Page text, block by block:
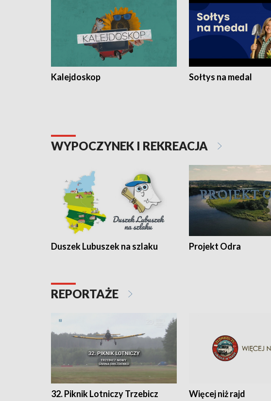
Kalejdoskop Sołtys na medal
WYPOCZYNEK I REKREACJA
Duszek Lubuszek na szlaku Projekt Odra
REPORTAŻE
32. Piknik Lotniczy Trzebicz
Więcej niż rajd